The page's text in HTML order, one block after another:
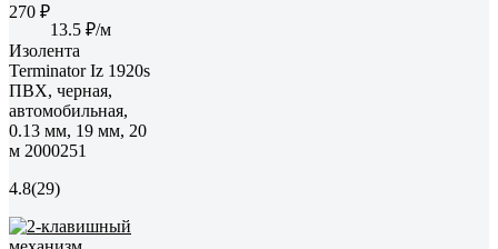
270 ₽
13.5 ₽/м
Изолента
Terminator Iz 1920s
ПВХ, черная,
автомобильная,
0.13 мм, 19 мм, 20
м 2000251
4.8(29)